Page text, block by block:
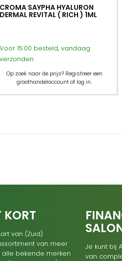
CROMA SAYPHA HYALURON
DERMAL REVITAL ( RICH ) 1ML
Voor 15:00 besteld, vandaag
verzonden
Op zoek naar de prijs? Registreer een
groothandelaccount of log in.
KORT
van (Zuid)
van meer
alle bekende merken
Je kunt bij
van